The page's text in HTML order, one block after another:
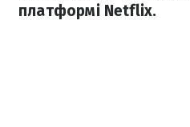
платформі Netflix.